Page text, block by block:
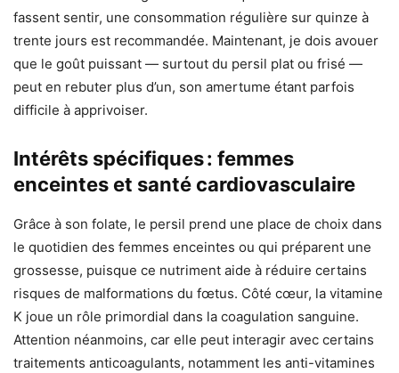
fassent sentir, une consommation régulière sur quinze à
trente jours est recommandée. Maintenant, je dois avouer
que le goût puissant — surtout du persil plat ou frisé —
peut en rebuter plus d’un, son amertume étant parfois
difficile à apprivoiser.
Intérêts spécifiques : femmes
enceintes et santé cardiovasculaire
Grâce à son folate, le persil prend une place de choix dans
le quotidien des femmes enceintes ou qui préparent une
grossesse, puisque ce nutriment aide à réduire certains
risques de malformations du fœtus. Côté cœur, la vitamine
K joue un rôle primordial dans la coagulation sanguine.
Attention néanmoins, car elle peut interagir avec certains
traitements anticoagulants, notamment les anti-vitamines